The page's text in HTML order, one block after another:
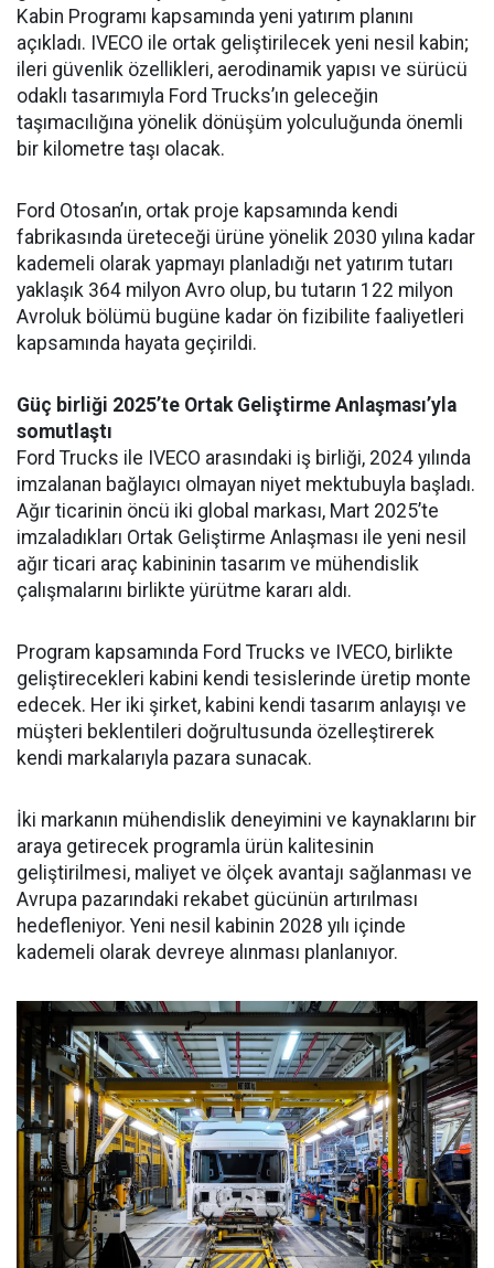
Kabin Programı kapsamında yeni yatırım planını
açıkladı. IVECO ile ortak geliştirilecek yeni nesil kabin;
ileri güvenlik özellikleri, aerodinamik yapısı ve sürücü
odaklı tasarımıyla Ford Trucks’ın geleceğin
taşımacılığına yönelik dönüşüm yolculuğunda önemli
bir kilometre taşı olacak.
Ford Otosan’ın, ortak proje kapsamında kendi
fabrikasında üreteceği ürüne yönelik 2030 yılına kadar
kademeli olarak yapmayı planladığı net yatırım tutarı
yaklaşık 364 milyon Avro olup, bu tutarın 122 milyon
Avroluk bölümü bugüne kadar ön fizibilite faaliyetleri
kapsamında hayata geçirildi.
Güç birliği 2025’te Ortak Geliştirme Anlaşması’yla
somutlaştı
Ford Trucks ile IVECO arasındaki iş birliği, 2024 yılında
imzalanan bağlayıcı olmayan niyet mektubuyla başladı.
Ağır ticarinin öncü iki global markası, Mart 2025’te
imzaladıkları Ortak Geliştirme Anlaşması ile yeni nesil
ağır ticari araç kabininin tasarım ve mühendislik
çalışmalarını birlikte yürütme kararı aldı.
Program kapsamında Ford Trucks ve IVECO, birlikte
geliştirecekleri kabini kendi tesislerinde üretip monte
edecek. Her iki şirket, kabini kendi tasarım anlayışı ve
müşteri beklentileri doğrultusunda özelleştirerek
kendi markalarıyla pazara sunacak.
İki markanın mühendislik deneyimini ve kaynaklarını bir
araya getirecek programla ürün kalitesinin
geliştirilmesi, maliyet ve ölçek avantajı sağlanması ve
Avrupa pazarındaki rekabet gücünün artırılması
hedefleniyor. Yeni nesil kabinin 2028 yılı içinde
kademeli olarak devreye alınması planlanıyor.